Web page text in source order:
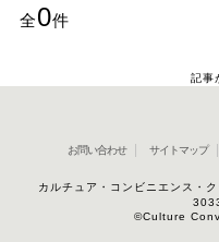
全0件
記事
お問い合わせ サイトマップ
カルチュア・コンビニエンス
©Culture